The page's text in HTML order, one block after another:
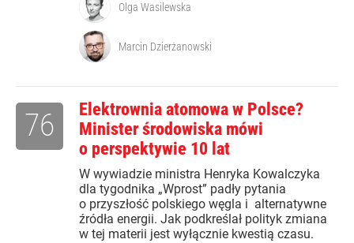
Olga Wasilewska
Marcin Dzierżanowski
Elektrownia atomowa w Polsce?
Minister środowiska mówi
o perspektywie 10 lat
W wywiadzie ministra Henryka Kowalczyka
dla tygodnika „Wprost” padły pytania
o przyszłość polskiego węgla i alternatywne
źródła energii. Jak podkreślał polityk zmiana
w tej materii jest wyłącznie kwestią czasu.
76